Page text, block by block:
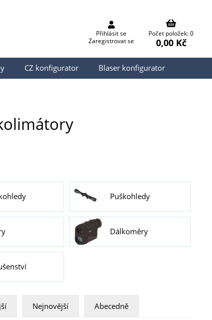
Přihlásit se
Zaregistrovat se
Počet položek: 0
0,00 Kč
CZ konfigurator Blaser konfigurator
Puškohledy
Dálkoměry
Nejnovější Abecedně